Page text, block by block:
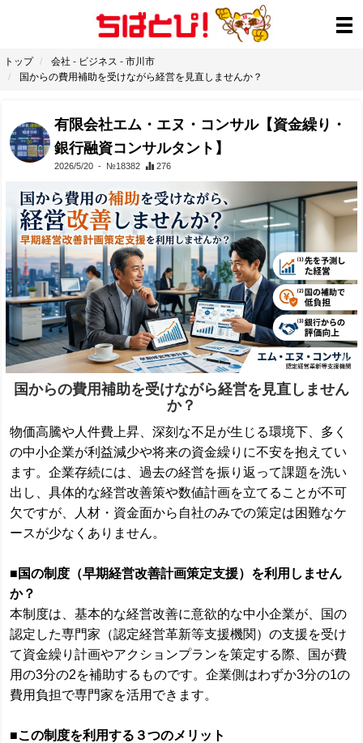
トップ 会社 - ビジネス - 市川市
国からの費用補助を受けながら経営を見直しませんか？
有限会社エム・エヌ・コンサル【資金繰り・
銀行融資コンサルタント】
2026/5/20 - №18382 276
国からの費用補助を受けながら経営を見直しません
か？
物価高騰や人件費上昇、深刻な不足が生じる環境下、多く
の中小企業が利益減少や将来の資金繰りに不安を抱えてい
ます。企業存続には、過去の経営を振り返って課題を洗い
出し、具体的な経営改善策や数値計画を立てることが不可
欠ですが、人材・資金面から自社のみでの策定は困難なケ
ースが少なくありません。
■ 国の制度（早期経営改善計画策定支援）を利用しません
か？
本制度は、基本的な経営改善に意欲的な中小企業が、国の
認定した専門家（認定経営革新等支援機関）の支援を受け
て資金繰り計画やアクションプランを策定する際、国が費
用の3分の2を補助するものです。企業側はわずか3分の1の
費用負担で専門家を活用できます。
■この制度を利用する３つのメリット